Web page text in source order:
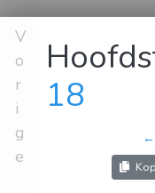
V
o
r
i
g
e
18